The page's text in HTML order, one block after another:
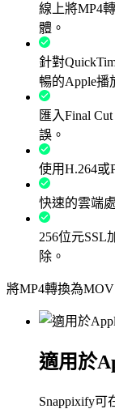
線上將MP4
體。
針對
暢的Apple播
匯入Final
誤。
使用H.264或
快速的雲端
256位元SSL
除。
將MP4轉換為MOV
適用於
Snappixify可